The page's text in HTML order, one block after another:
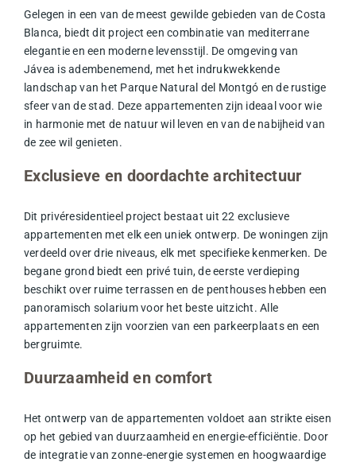
Gelegen in een van de meest gewilde gebieden van de Costa
Blanca, biedt dit project een combinatie van mediterrane
elegantie en een moderne levensstijl. De omgeving van
Jávea is adembenemend, met het indrukwekkende
landschap van het Parque Natural del Montgó en de rustige
sfeer van de stad. Deze appartementen zijn ideaal voor wie
in harmonie met de natuur wil leven en van de nabijheid van
de zee wil genieten.
Exclusieve en doordachte architectuur
Dit privéresidentieel project bestaat uit 22 exclusieve
appartementen met elk een uniek ontwerp. De woningen zijn
verdeeld over drie niveaus, elk met specifieke kenmerken. De
begane grond biedt een privé tuin, de eerste verdieping
beschikt over ruime terrassen en de penthouses hebben een
panoramisch solarium voor het beste uitzicht. Alle
appartementen zijn voorzien van een parkeerplaats en een
bergruimte.
Duurzaamheid en comfort
Het ontwerp van de appartementen voldoet aan strikte eisen
op het gebied van duurzaamheid en energie-efficiëntie. Door
de integratie vanzonne-energie systemen en hoogwaardige